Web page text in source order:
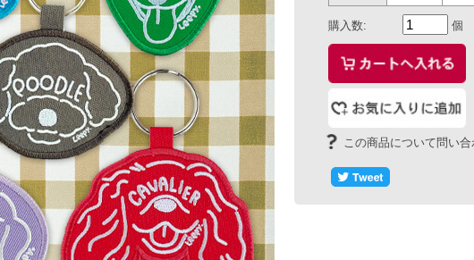
この商品について問い合わせる